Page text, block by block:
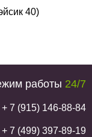
40)
работы 24/7
+ 7 (915) 146-88-84
+ 7 (499) 397-89-19